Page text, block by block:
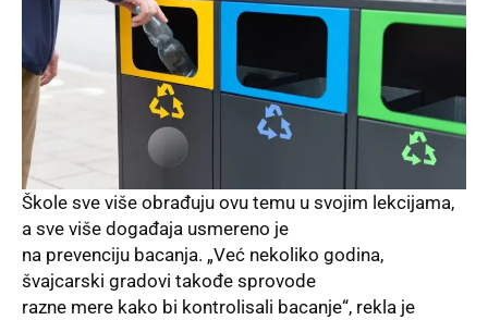
Škole sve više obrađuju ovu temu u svojim lekcijama,
a sve više događaja usmereno je
na prevenciju bacanja. „Već nekoliko godina,
švajcarski gradovi takođe sprovode
razne mere kako bi kontrolisali bacanje“, rekla je